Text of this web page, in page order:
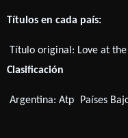
Títulos en cada país:
Título original: Love at the
Clasificación
Argentina: Atp Países